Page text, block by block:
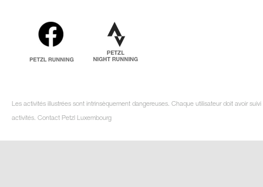
Les activités illustrées sont intrinsèquement dangereuses. Chaque utilisateur doit avoir
activités. Contact Petzl Luxembourg